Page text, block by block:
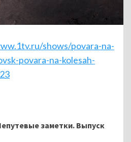
shows/povara-na-
povara-na-kolesah-
заметки. Выпуск